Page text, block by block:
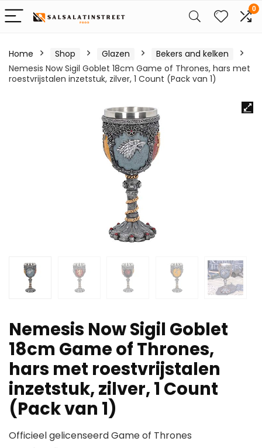
0
Home Shop Glazen
Bekers and kelken
Nemesis Now Sigil Goblet 18cm Game of Thrones, hars met
roestvrijstalen inzetstuk, zilver, 1 Count (Pack van 1)
Nemesis Now Sigil Goblet
18cm Game of Thrones,
hars met roestvrijstalen
inzetstuk, zilver, 1 Count
(Pack van 1)
Officieel gelicenseerd Game of Thrones